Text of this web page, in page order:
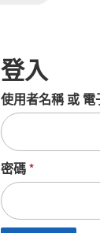
登入
使用者名稱 或
密碼*